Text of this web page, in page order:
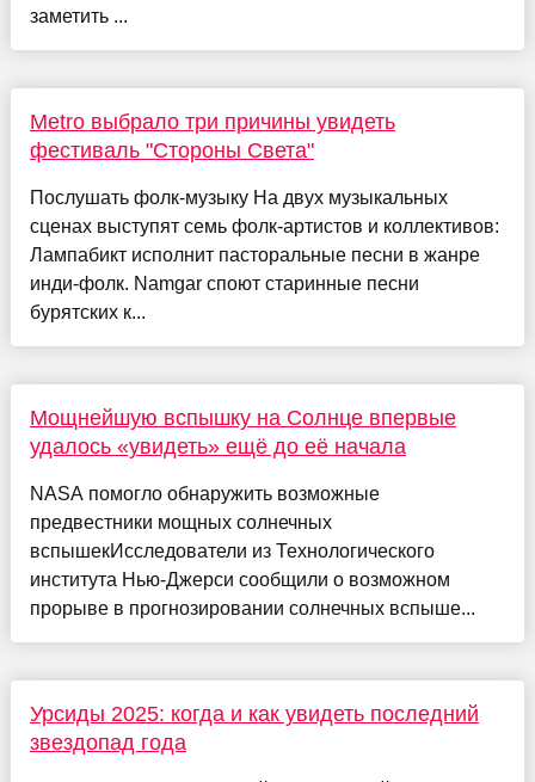
заметить ...
Metro выбрало три причины увидеть
фестиваль "Стороны Света"
Послушать фолк-музыку На двух музыкальных
сценах выступят семь фолк-артистов и коллективов:
Лампабикт исполнит пасторальные песни в жанре
инди-фолк. Namgar споют старинные песни
бурятских к...
Мощнейшую вспышку на Солнце впервые
удалось «увидеть» ещё до её начала
NASA помогло обнаружить возможные
предвестники мощных солнечных
вспышекИсследователи из Технологического
института Нью-Джерси сообщили о возможном
прорыве в прогнозировании солнечных вспыше...
Урсиды 2025: когда и как увидеть последний
звездопад года